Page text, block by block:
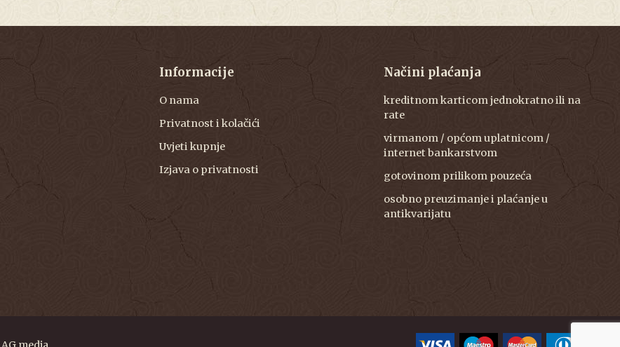
Informacije
O nama
Privatnost i kolačići
Uvjeti kupnje
Izjava o privatnosti
Načini plaćanja
kreditnom karticom jednokratno ili na
rate
virmanom / općom uplatnicom /
internet bankarstvom
gotovinom prilikom pouzeća
osobno preuzimanje i plaćanje u
antikvarijatu